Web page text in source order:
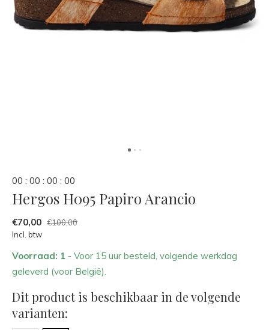
00 : 00 : 00 : 00
Hergos H095 Papiro Arancio
€70,00 €100,00
Incl. btw
Voorraad: 1 - Voor 15 uur besteld, volgende werkdag
geleverd (voor België).
Dit product is beschikbaar in de volgende
varianten: